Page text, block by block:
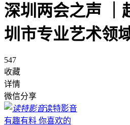
深圳两会之声 ｜
圳市专业艺术领
547
收藏
详情
微信分享
读特影音
有趣有料 你喜欢的